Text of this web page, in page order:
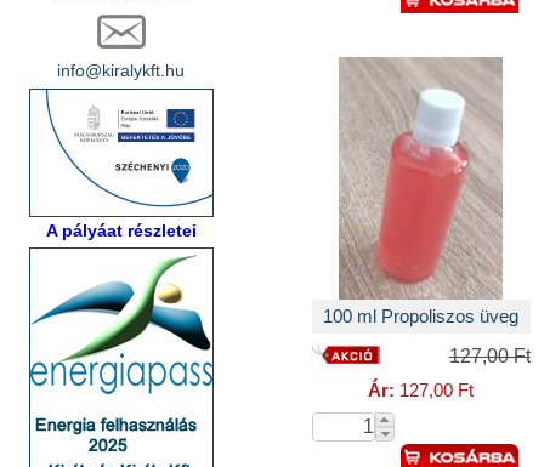
info@kiralykft.hu
A pályáat részletei
100 ml Propoliszos üveg
127,00 Ft
Ár: 127,00 Ft